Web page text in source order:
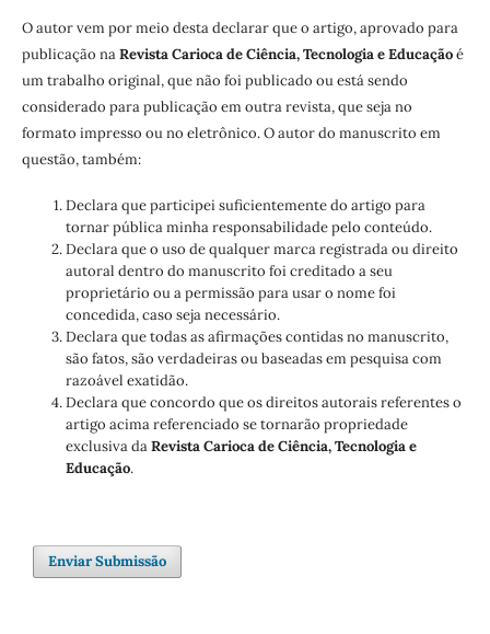
O autor vem por meio desta declarar que o artigo, aprovado para
publicação naRevista Carioca de Ciência, Tecnologia e Educaçãoé
um trabalho original, que não foi publicado ou está sendo
considerado para publicação em outra revista, que seja no
formato impresso ou no eletrônico. O autor do manuscrito em
questão, também:
Declara que participei suficientemente do artigo para
tornar pública minha responsabilidade pelo conteúdo.
Declara que o uso de qualquer marca registrada ou direito
autoral dentro do manuscrito foi creditado a seu
proprietário ou a permissão para usar o nome foi
concedida, caso seja necessário.
Declara que todas as afirmações contidas no manuscrito,
são fatos, são verdadeiras ou baseadas em pesquisa com
razoável exatidão.
Declara que concordo que os direitos autorais referentes o
artigo acima referenciado se tornarão propriedade
exclusiva daRevista Carioca de Ciência, Tecnologia e
Educação.
Enviar Submissão